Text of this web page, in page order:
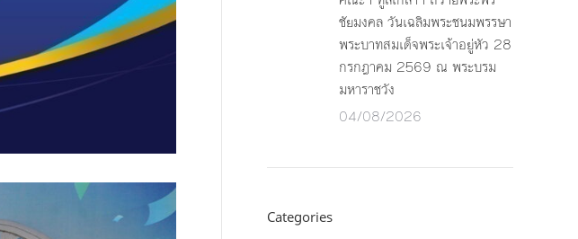
ชัยมงคล วันเฉลิมพระชนมพรรษา
พระบาทสมเด็จพระเจ้าอยู่หัว 28
กรกฎาคม 2569 ณ พระบรม
มหาราชวัง
04/08/2026
Categories